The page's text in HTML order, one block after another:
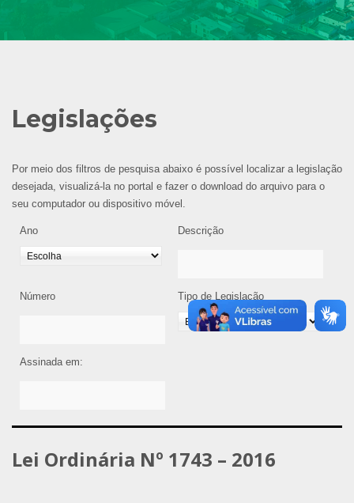
Legislações
Por meio dos filtros de pesquisa abaixo é possível localizar a legislação
desejada, visualizá-la no portal e fazer o download do arquivo para o
seu computador ou dispositivo móvel.
Ano Descrição
Número Tipo de Legislação
Assinada em:
Lei Ordinária Nº 1743 – 2016